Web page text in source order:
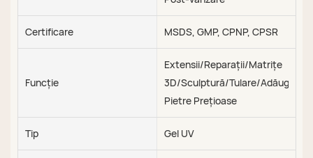
Certificare MSDS, GMP, CPNP, CPSR
Funcţie
Extensii/Reparații/Matrițe
3D/Sculptură/Tulare/Adăugare
Pietre Prețioase
Tip Gel UV